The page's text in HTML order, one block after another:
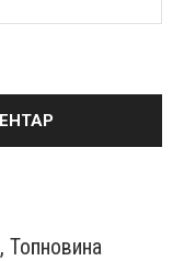
, Топновина